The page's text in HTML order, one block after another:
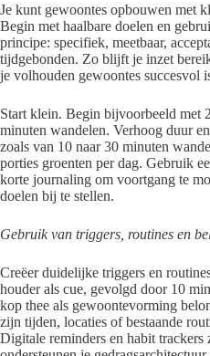
Je kunt gewoontes opbouwen met
Begin met haalbare doelen en
principe: specifiek, meetbaar,
tijdgebonden. Zo blijft je inzet
je volhouden gewoontes succesvol
Start klein. Begin bijvoorbeeld met
minuten wandelen. Verhoog duur
zoals van 10 naar 30 minuten
porties groenten per dag. Gebruik
korte journaling om voortgang te
doelen bij te stellen.
Gebruik van triggers, routines en
Creëer duidelijke triggers en
houder als cue, gevolgd door 10
kop thee als gewoontevorming
zijn tijden, locaties of bestaande
Digitale reminders en habit trackers